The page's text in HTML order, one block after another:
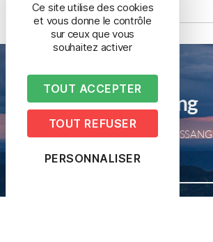
Mairie de Bussang
2 place de la mairie – 88540 BUSSANG
Ce site utilise des cookies
et vous donne le contrôle
sur ceux que vous
souhaitez activer
TOUT ACCEPTER
TOUT REFUSER
PERSONNALISER